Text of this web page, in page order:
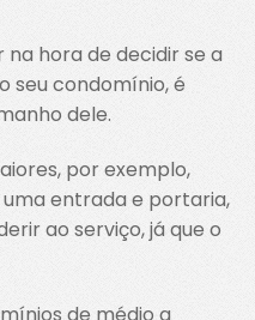
hora de decidir se a
seu condomínio, é
dele.
por exemplo,
entrada e portaria,
ao serviço, já que o
de médio a